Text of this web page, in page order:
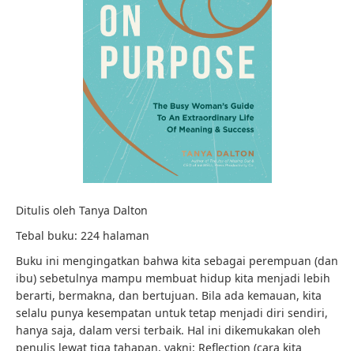
Ditulis oleh Tanya Dalton
Tebal buku: 224 halaman
Buku ini mengingatkan bahwa kita sebagai perempuan (dan
ibu) sebetulnya mampu membuat hidup kita menjadi lebih
berarti, bermakna, dan bertujuan. Bila ada kemauan, kita
selalu punya kesempatan untuk tetap menjadi diri sendiri,
hanya saja, dalam versi terbaik. Hal ini dikemukakan oleh
penulis lewat tiga tahapan, yakni: Reflection (cara kita